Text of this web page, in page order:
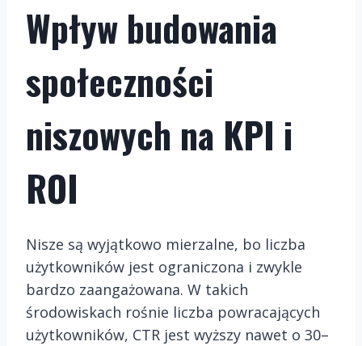
Wpływ budowania
społeczności
niszowych na KPI i
ROI
Nisze są wyjątkowo mierzalne, bo liczba
użytkowników jest ograniczona i zwykle
bardzo zaangażowana. W takich
środowiskach rośnie liczba powracających
użytkowników, CTR jest wyższy nawet o 30–